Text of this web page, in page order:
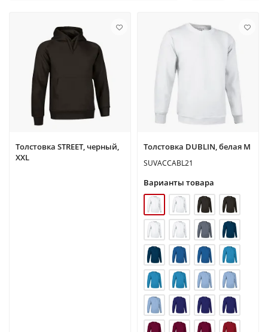
Толстовка STREET, черный,
ХХL
Толстовка DUBLIN, белая M
SUVACCABL21
Варианты товара